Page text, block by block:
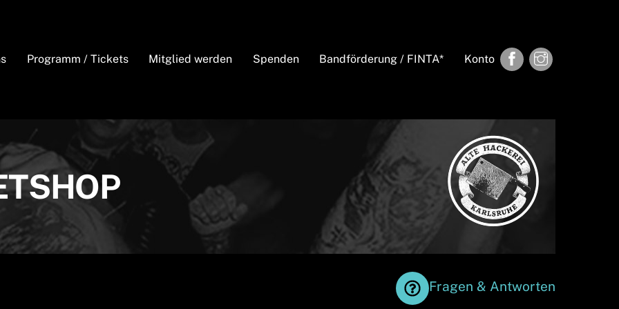
Facebook
Programm / Tickets Mitglied werden Spenden Bandförderung / FINTA* Konto
Fragen & Antworten